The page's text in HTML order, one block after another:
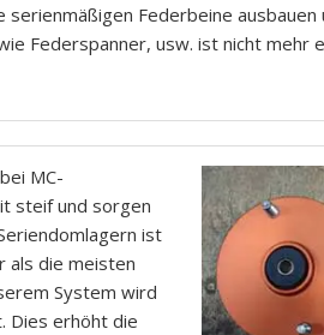
Federbeine ausbauen
Federspanner, usw. ist nicht mehr
MC-
steif und sorgen
ist
als die meisten
System wird
Dies erhöht die